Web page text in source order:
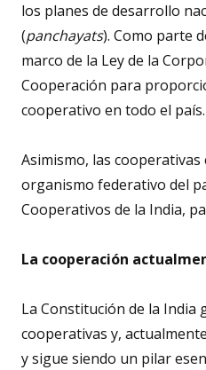
los planes de desarrollo
(panchayats). Como parte
marco de la Ley de la
Cooperación para
cooperativo en todo el país.
Asimismo, las
organismo federativo del
Cooperativos de la India,
La cooperación
La Constitución de la India
cooperativas y,
y sigue siendo un pilar